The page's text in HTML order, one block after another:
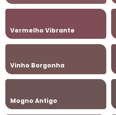
Vermelho Vibrante
Vinho Borgonha
Mogno Antigo